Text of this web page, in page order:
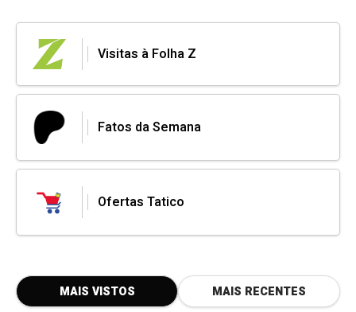
Visitas à Folha Z
Fatos da Semana
Ofertas Tatico
MAIS VISTOS MAIS RECENTES